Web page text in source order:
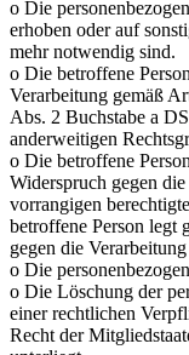
o Die
erhoben oder auf
mehr notwendig sind.
o Die betroffene
Verarbeitung gemäß
Abs. 2 Buchstabe a
anderweitigen
o Die betroffene
Widerspruch gegen
vorrangigen
betroffene Person legt
gegen die
o Die
o Die Löschung der
einer rechtlichen
Recht der